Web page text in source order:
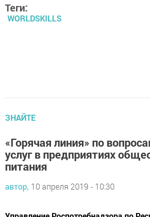
Теги:
WORLDSKILLS
ЗНАЙТЕ
«Горячая линия» по
услуг в предприятиях
питания
автор, 10 апреля 2019 - 10:30